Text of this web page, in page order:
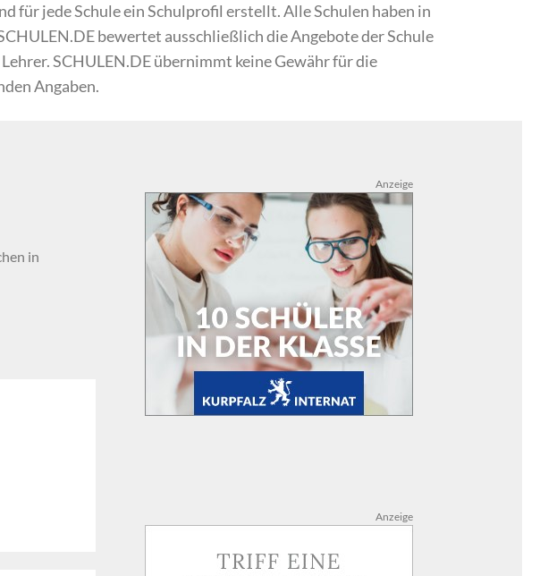
für jede Schule ein Schulprofil erstellt. Alle Schulen haben in
bewertet ausschließlich die Angebote der Schule
SCHULEN.DE übernimmt keine Gewähr für die
Angaben.
in
Anzeige
Anzeige